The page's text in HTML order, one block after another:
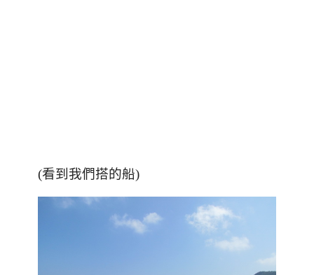
(看到我們搭的船)